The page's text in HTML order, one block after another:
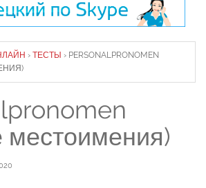
› ТЕСТЫ › PERSONALPRONOMEN